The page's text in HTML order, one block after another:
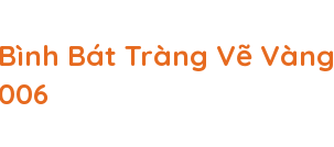
Bát Tràng Vẽ Vàng